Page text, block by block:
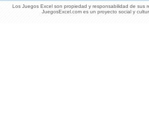
Los Juegos Excel son propiedad y responsabilidad de sus
JuegosExcel.com es un proyecto social y